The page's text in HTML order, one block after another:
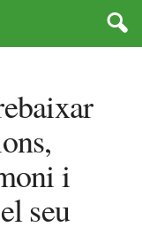
i
seu